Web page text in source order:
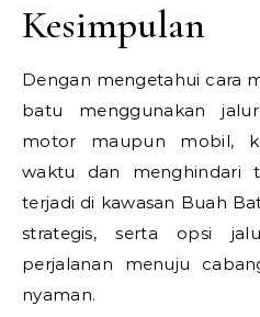
Kesimpulan
Dengan mengetahui cara
batu menggunakan
motor maupun mobil,
waktu dan menghindari
terjadi di kawasan Buah
strategis, serta opsi
perjalanan menuju
nyaman.